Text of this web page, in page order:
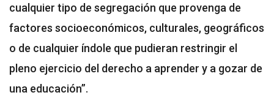
cualquier tipo de segregación que provenga de
factores socioeconómicos, culturales, geográficos
o de cualquier índole que pudieran restringir el
pleno ejercicio del derecho a aprender y a gozar de
una educación”.